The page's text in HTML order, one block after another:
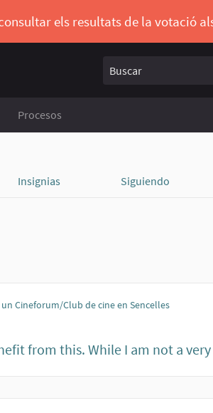
els resultats de la votació
Procesos
Insignias Siguiendo
Cineforum/Club de cine en Sencelles
from this. While I am not a